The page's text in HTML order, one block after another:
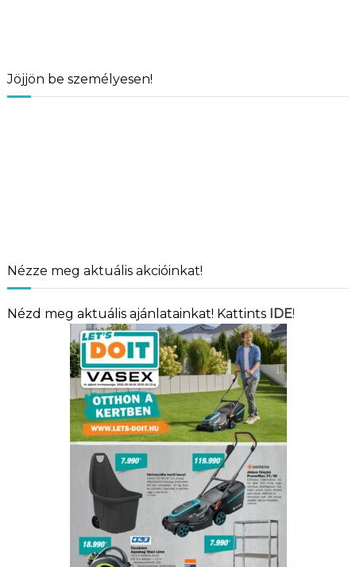
Jöjjön be személyesen!
Nézze meg aktuális akcióinkat!
Nézd meg aktuális ajánlatainkat! Kattints IDE!